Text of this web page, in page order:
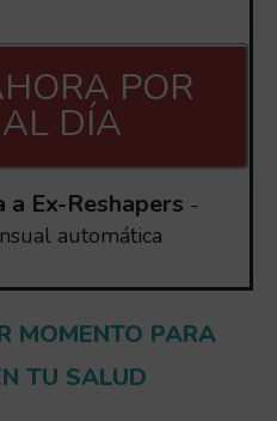
POR
DÍA
Ex-Reshapers -
automática
MOMENTO PARA
TU SALUD